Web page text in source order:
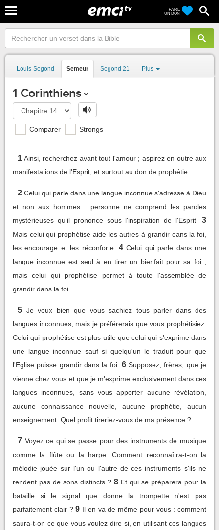
FAIRE
UN DON
Louis-Segond Semeur Segond 21 Plus
1 Corinthiens
Comparer Strongs
1 Ainsi, recherchez avant tout l'amour ; aspirez en outre aux
manifestations de l'Esprit, et surtout au don de prophétie.
2 Celui qui parle dans une langue inconnue s'adresse à Dieu
et non aux hommes : personne ne comprend les paroles
mystérieuses qu'il prononce sous l'inspiration de l'Esprit.
3
Mais celui qui prophétise aide les autres à grandir dans la foi,
les encourage et les réconforte.
4 Celui qui parle dans une
langue inconnue est seul à en tirer un bienfait pour sa foi ;
mais celui qui prophétise permet à toute l'assemblée de
grandir dans la foi.
5 Je veux bien que vous sachiez tous parler dans des
langues inconnues, mais je préférerais que vous prophétisiez.
Celui qui prophétise est plus utile que celui qui s'exprime dans
une langue inconnue sauf si quelqu'un le traduit pour que
l'Eglise puisse grandir dans la foi. 6 Supposez, frères, que je
vienne chez vous et que je m'exprime exclusivement dans ces
langues inconnues, sans vous apporter aucune révélation,
aucune connaissance nouvelle, aucune prophétie, aucun
enseignement. Quel profit tireriez-vous de ma présence ?
7 Voyez ce qui se passe pour des instruments de musique
comme la flûte ou la harpe. Comment reconnaîtra-t-on la
mélodie jouée sur l'un ou l'autre de ces instruments s'ils ne
rendent pas de sons distincts ? 8 Et qui se préparera pour la
bataille si le signal que donne la trompette n'est pas
parfaitement clair ? 9 Il en va de même pour vous : comment
saura-t-on ce que vous voulez dire si, en utilisant ces langues